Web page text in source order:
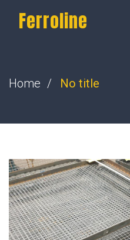
Ferroline
Home No title